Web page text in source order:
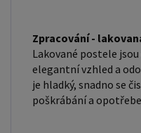
Zpracování -
Lakované postele
elegantní vzhled a
je hladký, snadno se
poškrábání a